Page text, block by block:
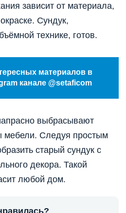
зависит от материала,
Сундук,
технике, готов.
материалов в
канале @setaficom
выбрасывают
мебели. Следуя простым
старый сундук с
декора. Такой
любой дом.